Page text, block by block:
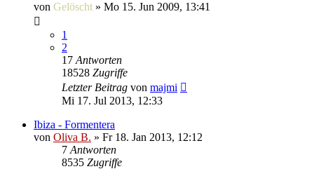
von Gelöscht » Mo 15. Jun 2009, 13:41
1
2
17 Antworten
18528 Zugriffe
Letzter Beitrag von majmi
Mi 17. Jul 2013, 12:33
Ibiza - Formentera
von Oliva B. » Fr 18. Jan 2013, 12:12
7 Antworten
8535 Zugriffe